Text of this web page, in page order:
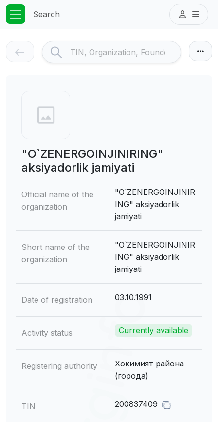
Search
"O`ZENERGOINJINIRING"
aksiyadorlik jamiyati
Official name of the
organization
"O`ZENERGOINJINIR
ING" aksiyadorlik
jamiyati
Short name of the
organization
"O`ZENERGOINJINIR
ING" aksiyadorlik
jamiyati
Date of registration 03.10.1991
Activity status Currently available
Registering authority
Хокимият района
(города)
TIN 200837409